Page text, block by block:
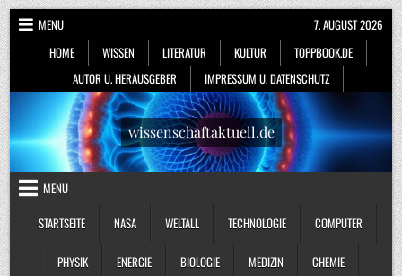
Skip
to
content
MENU
HOME
WISSEN LITERATUR KULTUR
TOPPBOOK.DE
AUTOR U. HERAUSGEBER
IMPRESSUM U. DATENSCHUTZ
7. AUGUST 2026
wissenschaftaktuell.de
MENU
STARTSEITE
NASA WELTALL TECHNOLOGIE COMPUTER
PHYSIK ENERGIE BIOLOGIE MEDIZIN CHEMIE